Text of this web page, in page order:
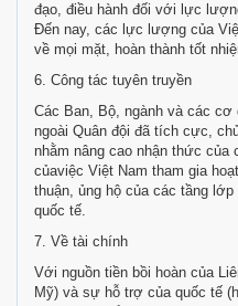
đạo, điều hành đối với lực
Đến nay, các lực lượng của
về mọi mặt, hoàn thành tốt
6. Công tác tuyên truyền
Các Ban, Bộ, ngành và các cơ
ngoài Quân đội đã tích cực,
nhằm nâng cao nhận thức của
củaviệc Việt Nam tham gia
thuận, ủng hộ của các tầng
quốc tế.
7. Về tài chính
Với nguồn tiền bồi hoàn của
Mỹ) và sự hỗ trợ của quốc tế